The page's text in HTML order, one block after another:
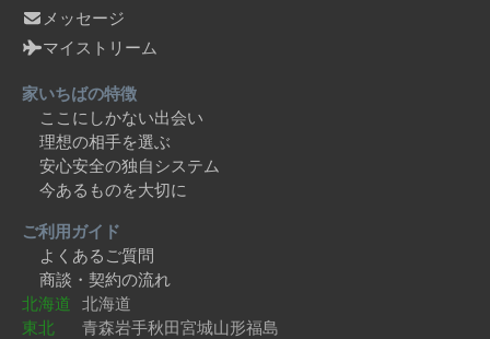
メッセージ
マイストリーム
家いちばの特徴
ここにしかない出会い
理想の相手を選ぶ
安心安全の独自システム
今あるものを大切に
ご利用ガイド
よくあるご質問
商談・契約の流れ
北海道 北海道
東北
青森岩手秋田宮城山形福島